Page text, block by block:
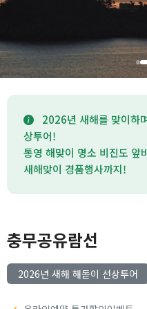
2026년 새해를 맞이하
상투어!
통영 해맞이 명소 비진도 앞
새해맞이 경품행사까지!
충무공유람선
2026년 새해 해돋이 선상투어